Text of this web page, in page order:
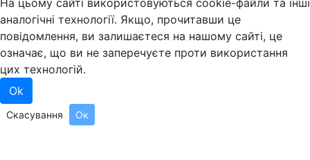
аналогічні технології. Якщо, прочитавши це
повідомлення, ви залишаєтеся на нашому сайті, це
означає, що ви не заперечуєте проти використання
цих технологій.
Ok
Скасування Ок